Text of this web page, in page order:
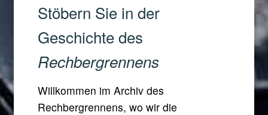
Stöbern Sie in der
Geschichte des
Rechbergrennens
Willkommen im Archiv des
Rechbergrennens, wo wir die